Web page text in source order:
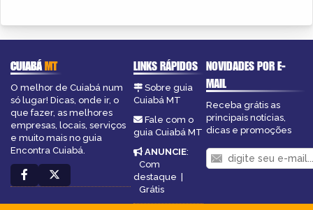
CUIABÁMT
O melhor de Cuiabá num
só lugar! Dicas, onde ir, o
que fazer, as melhores
empresas, locais, serviços
e muito mais no guia
Encontra Cuiabá.
LINKS RÁPIDOS
Sobre guia
Cuiabá MT
Fale com o
guia Cuiabá MT
ANUNCIE:
Com
destaque
Grátis
NOVIDADES POR E-
MAIL
Receba grátis as
principais notícias,
dicas e promoções